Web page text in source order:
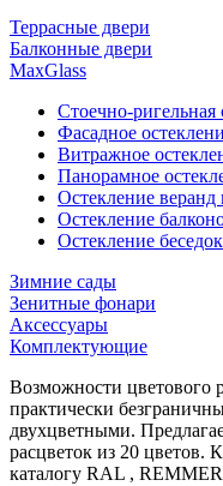
Террасные двери
Балконные двери
MaxGlass
Стоечно-ригельная
Фасадное
Витражное
Панорамное
Остекление веранд
Остекление
Остекление беседок
Зимние сады
Зенитные фонари
Аксессуары
Комплектующие
Возможности цветового
практически
двухцветными.
расцветок из 20 цветов.
каталогу RAL ,